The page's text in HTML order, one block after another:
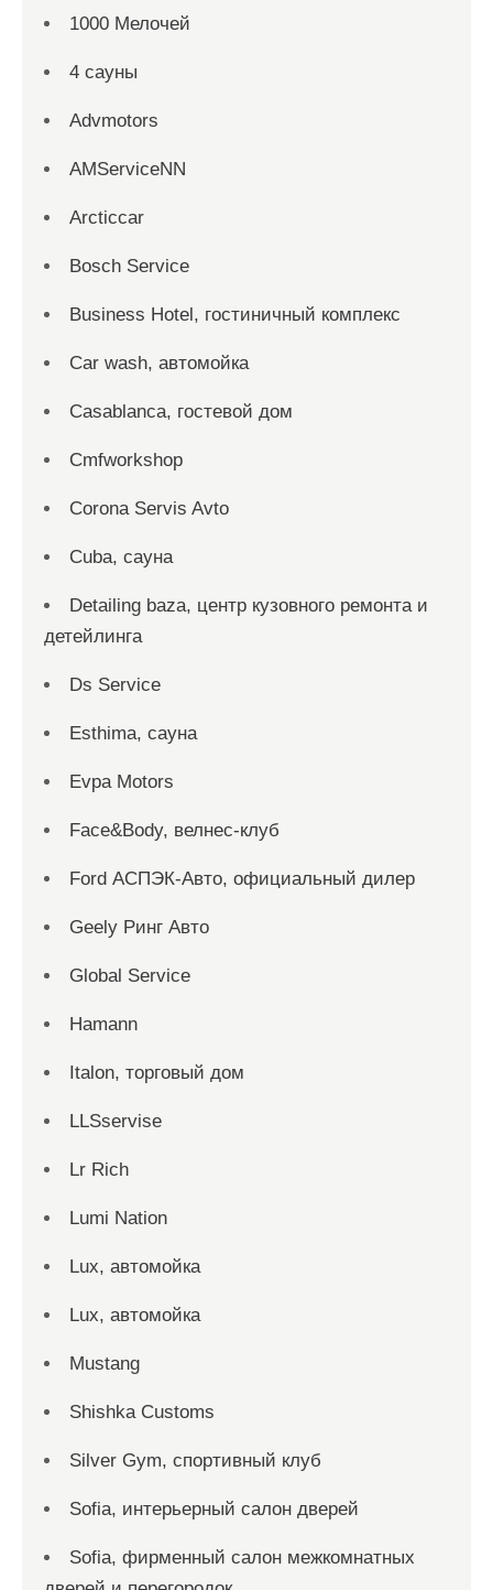
1000 Мелочей
4 сауны
Advmotors
AMServiceNN
Arcticcar
Bosch Service
Business Hotel, гостиничный комплекс
Car wash, автомойка
Casablanca, гостевой дом
Cmfworkshop
Corona Servis Avto
Cuba, сауна
Detailing baza, центр кузовного ремонта и
детейлинга
Ds Service
Esthima, сауна
Evpa Motors
Face&Body, велнес-клуб
Ford АСПЭК-Авто, официальный дилер
Geely Ринг Авто
Global Service
Hamann
Italon, торговый дом
LLSservise
Lr Rich
Lumi Nation
Lux, автомойка
Lux, автомойка
Mustang
Shishka Customs
Silver Gym, спортивный клуб
Sofia, интерьерный салон дверей
Sofia, фирменный салон межкомнатных